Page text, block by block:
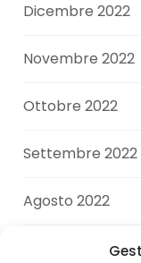
Dicembre 2022
Novembre 2022
Ottobre 2022
Settembre 2022
Agosto 2022